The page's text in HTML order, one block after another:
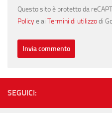
Questo sito è protetto da
Policye ai Termini di utilizzodi
SEGUICI: